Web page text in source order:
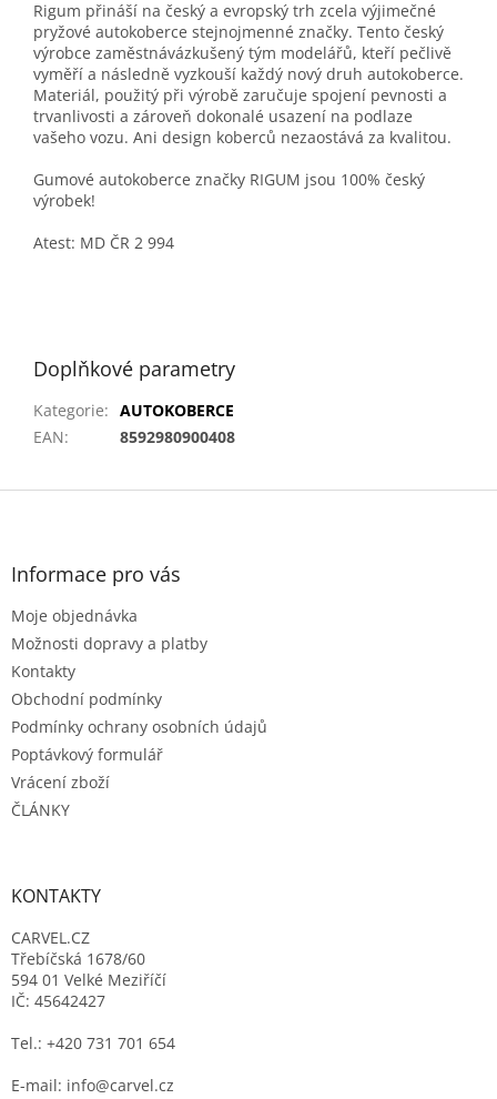
Rigum přináší na český a evropský trh zcela výjimečné
pryžové autokoberce stejnojmenné značky. Tento český
výrobce zaměstnávázkušený tým modelářů, kteří pečlivě
vyměří a následně vyzkouší každý nový druh autokoberce.
Materiál, použitý při výrobě zaručuje spojení pevnosti a
trvanlivosti a zároveň dokonalé usazení na podlaze
vašeho vozu. Ani design koberců nezaostává za kvalitou.
Gumové autokoberce značky RIGUM jsou 100% český
výrobek!
Atest: MD ČR 2 994
Doplňkové parametry
Kategorie: AUTOKOBERCE
EAN: 8592980900408
Z
Informace pro vás
Moje objednávka
Možnosti dopravy a platby
Kontakty
Obchodní podmínky
Podmínky ochrany osobních údajů
Poptávkový formulář
Vrácení zboží
ČLÁNKY
KONTAKTY
CARVEL.CZ
Třebíčská 1678/60
594 01 Velké Meziříčí
IČ: 45642427
Tel.: +420 731 701 654
E-mail: info@carvel.cz